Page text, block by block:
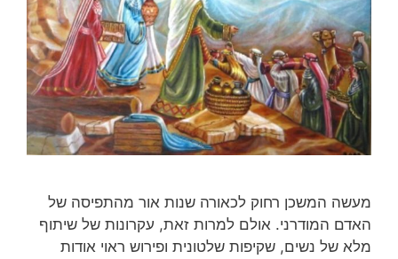
מעשה המשכן רחוק לכאורה שנות אור מהתפיסה של
האדם המודרני. אולם למרות זאת, עקרונות של שיתוף
מלא של נשים, שקיפות שלטונית ופירוש ראוי אודות